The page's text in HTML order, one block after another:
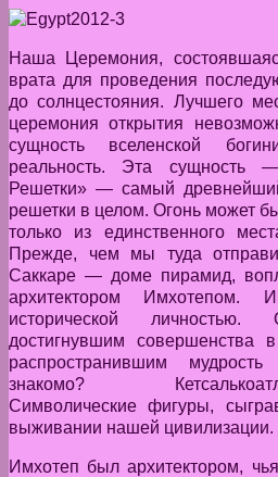
Наша Церемония,
врата для проведения
до солнцестояния. Лучшего
церемония открытия
сущность вселенской
реальность. Эта сущность
Решетки» — самый
решетки в целом. Огонь может
только из единственного
Прежде, чем мы туда
Саккаре — доме пирамид,
архитектором Имхотепом.
исторической
достигнувшим совершенства
распространившим
знакомо?
Символические фигуры,
выживании нашей цивилизации.
Имхотеп был архитектором,